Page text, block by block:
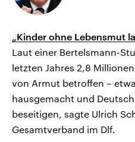
„Kinder ohne Lebensmut
Laut einer Bertelsmann-
letzten Jahres 2,8
von Armut betroffen –
hausgemacht und
beseitigen, sagte Ulrich
Gesamtverband im Dlf.